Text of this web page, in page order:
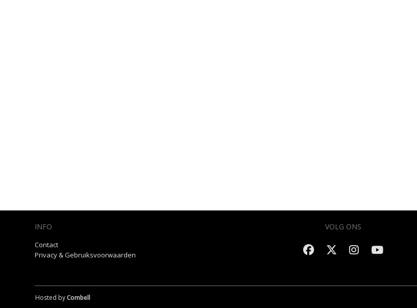
INFO
Contact
Privacy & Gebruiksvoorwaarden
VOLG ONS
Hosted byCombell